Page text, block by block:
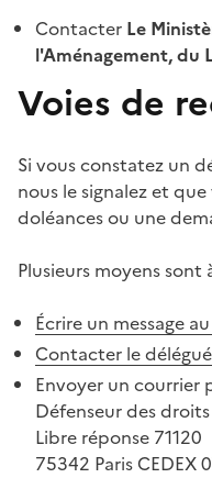
Contacter Le
l'Aménagement, du
Voies de
Si vous constatez un
nous le signalez et
doléances ou une
Plusieurs moyens
Écrire un message
Contacter le
Envoyer un courrier
Défenseur des droits
Libre réponse 71120
75342 Paris CEDEX